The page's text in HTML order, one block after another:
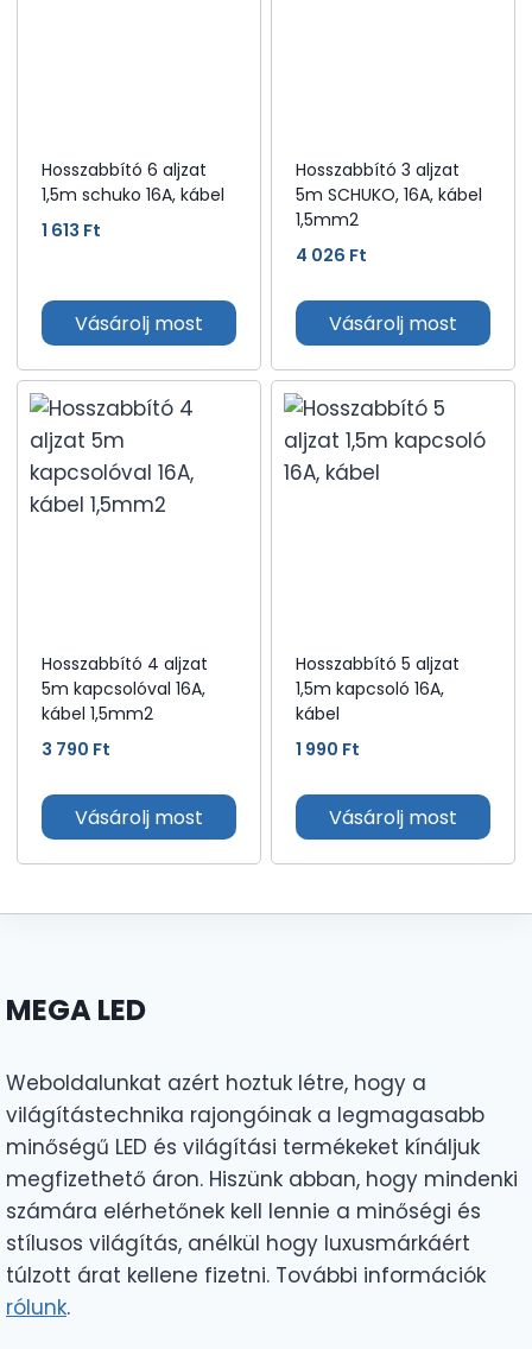
Hosszabbító 6 aljzat
1,5m schuko 16A, kábel
1 613 Ft
Vásárolj most
Hosszabbító 3 aljzat
5m SCHUKO, 16A, kábel
1,5mm2
4 026 Ft
Vásárolj most
Hosszabbító 4 aljzat
5m kapcsolóval 16A,
kábel 1,5mm2
3 790 Ft
Vásárolj most
Hosszabbító 5 aljzat
1,5m kapcsoló 16A,
kábel
1 990 Ft
Vásárolj most
MEGA LED
Weboldalunkat azért hoztuk létre, hogy a
világítástechnika rajongóinak a legmagasabb
minőségű LED és világítási termékeket kínáljuk
megfizethető áron. Hiszünk abban, hogy mindenki
számára elérhetőnek kell lennie a minőségi és
stílusos világítás, anélkül hogy luxusmárkáért
túlzott árat kellene fizetni. További információk
rólunk.